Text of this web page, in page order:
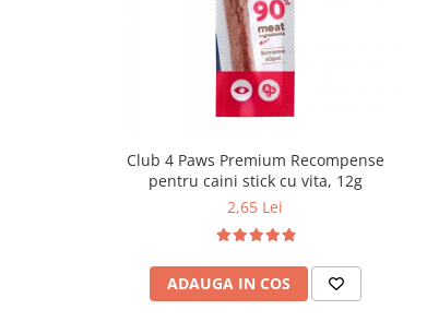
Club 4 Paws Premium Recompense
pentru caini stick cu vita, 12g
2,65 Lei
ADAUGA IN COS